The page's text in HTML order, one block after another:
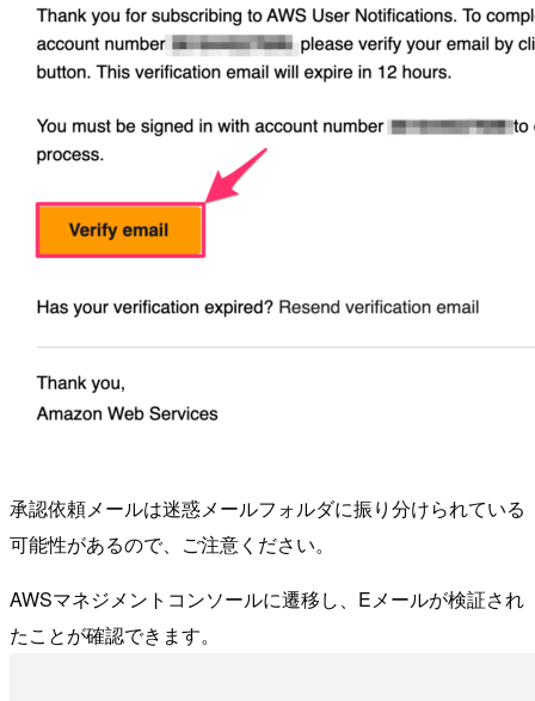
承認依頼メールは迷惑メールフォルダに振り分けられている
可能性があるので、ご注意ください。
AWSマネジメントコンソールに遷移し、Eメールが検証され
たことが確認できます。